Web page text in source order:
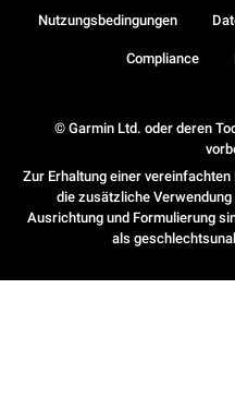
© Garmin Ltd. oder deren
Zur Erhaltung einer
die zusätzliche
Ausrichtung und Formulierung
als
Nutzungsbedingungen
Compliance